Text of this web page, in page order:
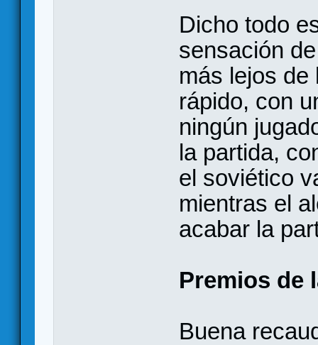
Dicho todo
sensación
más lejos de
rápido, con
ningún
la partida,
el soviético
mientras el
acabar la
Premios de
Buena